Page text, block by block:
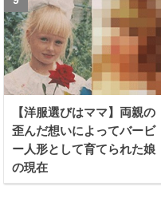
【洋服選びはママ】両親の
歪んだ想いによってバービ
ー人形として育てられた娘
の現在